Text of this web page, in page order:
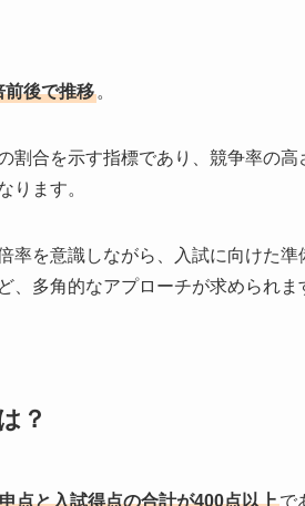
前後で推移。
割合を示す指標であり、競争率の
ります。
率を意識しながら、入試に向けた
、多角的なアプローチが求められま
？
点と入試得点の合計が400点以上で